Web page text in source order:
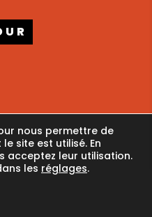
légales|Politique de
parHQC
nous permettre de
site est utilisé. En
acceptez leur utilisation.
les réglages.